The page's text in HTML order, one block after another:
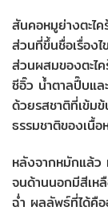
สันคอหมูย่างตะไ
ส่วนที่ขึ้นชื่อเรื่อง
ส่วนผสมของตะไ
ซีอิ๊ว น้ำตาลปี๊บแล
ด้วยรสชาติที่เข้ม
ธรรมชาติของเนื้อ
หลังจากหมักแล้ว
จนด้านนอกมีสีเห
ฉ่ำ ผลลัพธ์ที่ได้คื